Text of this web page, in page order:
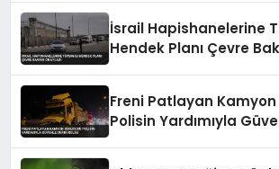
İsrail Hapishanelerine
Hendek Planı Çevre
Freni Patlayan
Polisin Yardımıyla